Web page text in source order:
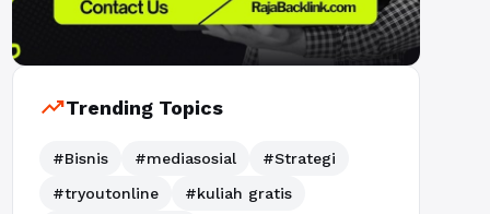
trending_upTrending Topics
#Bisnis #mediasosial
#Strategi
#tryoutonline
#kuliah gratis